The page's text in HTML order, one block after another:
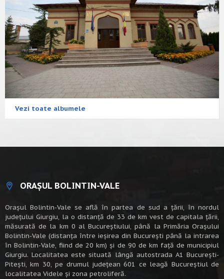
Vezi toate albumele
ORAȘUL BOLINTIN-VALE
Oraşul Bolintin-Vale se află în partea de sud a ţării, în nordul
judeţului Giurgiu, la o distanţă de 33 de km vest de capitala țării,
măsurată de la km 0 al Bucureștiului, până la Primăria Orașului
Bolintin-Vale (distanța între ieșirea din București până la intrarea
în Bolintin-Vale, fiind de 20 km) şi de 90 de km faţă de municipiul
Giurgiu. Localitatea este situată lângă autostrada A1 Bucureşti-
Piteşti, km 30, pe drumul judeţean 601 ce leagă Bucureştiul de
localitatea Videle şi zona petroliferă.